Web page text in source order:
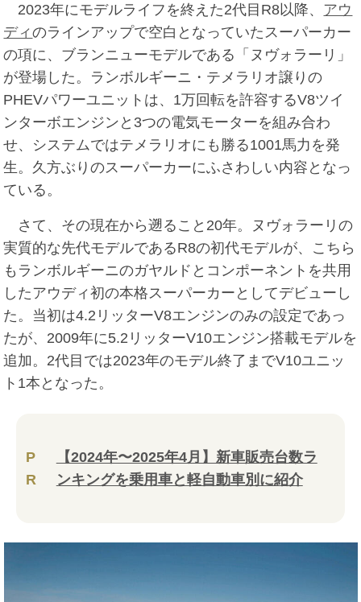
2023年にモデルライフを終えた2代目R8以降、 アウ
ディのラインアップで空白となっていたスーパーカー
の項に、ブランニューモデルである「ヌヴォラーリ」
が登場した。ランボルギーニ・テメラリオ譲りの
PHEVパワーユニットは、1万回転を許容するV8ツイ
ンターボエンジンと3つの電気モーターを組み合わ
せ、システムではテメラリオにも勝る1001馬力を発
生。久方ぶりのスーパーカーにふさわしい内容となっ
ている。
さて、その現在から遡ること20年。ヌヴォラーリの
実質的な先代モデルであるR8の初代モデルが、こちら
もランボルギーニのガヤルドとコンポーネントを共用
したアウディ初の本格スーパーカーとしてデビューし
た。当初は4.2リッターV8エンジンのみの設定であっ
たが、2009年に5.2リッターV10エンジン搭載モデルを
追加。2代目では2023年のモデル終了までV10ユニッ
ト1本となった。
P
R
【2024年〜2025年4月】新車販売台数ラ
ンキングを乗用車と軽自動車別に紹介